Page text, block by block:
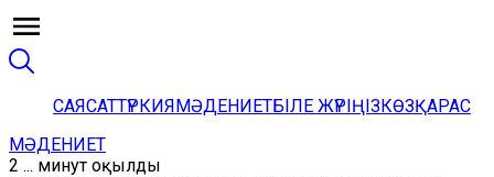
САЯСАТТҮРКИЯМӘДЕНИЕТБІЛЕ ЖҮРІҢІЗКӨЗҚАРАС
МӘДЕНИЕТ
2 ... минут оқылды